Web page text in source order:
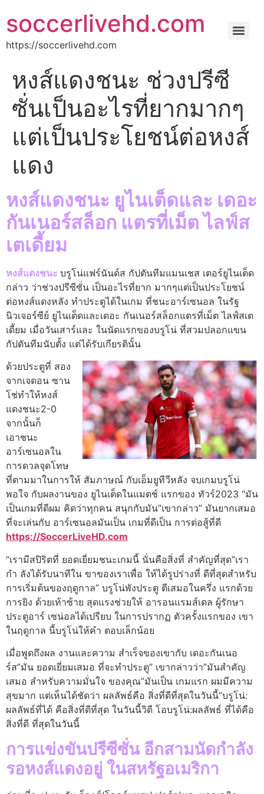
soccerlivehd.com
https://soccerlivehd.com
หงส์แดงชนะ ช่วงปรีซี
ซั่นเป็นอะไรที่ยากมากๆ
แต่เป็นประโยชน์ต่อหงส์
แดง
หงส์แดงชนะ ยูไนเต็ดและ เดอะ
กันเนอร์สล็อก แตรที่เม็ต ไลฟ์ส
เตเดี้ยม
หงส์แดงชนะ บรูโน่แฟร์นันด์ส กัปตันทีมแมนเชส เตอร์ยูไนเต็ด
กล่าว ว่าช่วงปรีซีซั่น เป็นอะไรที่ยาก มากๆแต่เป็นประโยชน์
ต่อหงส์แดงหลัง ทําประตูได้ในเกม ที่ชนะอาร์เซนอล ในรัฐ
นิวเจอร์ซีย์ ยูไนเต็ดและเดอะ กันเนอร์สล็อกแตรที่เม็ต ไลฟ์สเต
เดี้ยม เมื่อวันเสาร์และ ในนัดแรกของบรูโน่ ที่สวมปลอกแขน
กัปตันทีมนับตั้ง แต่ได้รับเกียรตินั้น
ด้วยประตูที่ สอง
จากเจดอน ซาน
โช่ทําให้หงส์
แดงชนะ2-0
จากนั้นก็
เอาชนะ
อาร์เซนอลใน
การดวลจุดโทษ
ที่ตามมาในการให้ สัมภาษณ์ กับเอ็มยูทีวีหลัง จบเกมบรูโน่
พอใจ กับผลงานของ ยูไนเต็ดในแมตช์ แรกของ ทัวร์2023 “มัน
เป็นเกมที่ดีผม คิดว่าทุกคน สนุกกับมัน”เขากล่าว” มันยากเสมอ
ที่จะเล่นกับ อาร์เซนอลมันเป็น เกมที่ดีเป็น การต่อสู้ที่ดี
https://SoccerLiveHD.com
“เรามีสปิริตที่ ยอดเยี่ยมชนะเกมนี้ นั่นคือสิ่งที่ สําคัญที่สุด”เรา
กํา ลังได้รับนาทีใน ขาของเราเพื่อ ให้ได้รูปร่างที่ ดีที่สุดสําหรับ
การเริ่มต้นของฤดูกาล” บรูโน่พังประตู ตีเสมอในครึ่ง แรกด้วย
การยิง ด้วยเท้าซ้าย สุดแรงช่วยให้ อารอนแรมส์เดล ผู้รักษา
ประตูอาร์ เซน่อลได้เปรียบ ในการปรากฏ ตัวครั้งแรกของ เขา
ในฤดูกาล นี้บรูโน่ให้คํา ตอบเล็กน้อย
เมื่อพูดถึงผล งานและความ สําเร็จของเขากับ เดอะกันเนอ
ร์ส”มัน ยอดเยี่ยมเสมอ ที่จะทําประตู” เขากล่าวว่า”มันสําคัญ
เสมอ สําหรับความมั่นใจ ของคุณ”มันเป็น เกมแรก ผมมีความ
สุขมาก แต่เห็นได้ชัดว่า ผลลัพธ์คือ สิ่งที่ดีที่สุดในวันนี้”บรูโน่:
ผลลัพธ์ที่ได้ คือสิ่งที่ดีที่สุด ในวันนี้วิดี โอบรูโน่:ผลลัพธ์ ที่ได้คือ
สิ่งที่ดี ที่สุดในวันนี้
การแข่งขันปรีซีซั่น อีกสามนัดกําลัง
รอหงส์แดงอยู่ ในสหรัฐอเมริกา